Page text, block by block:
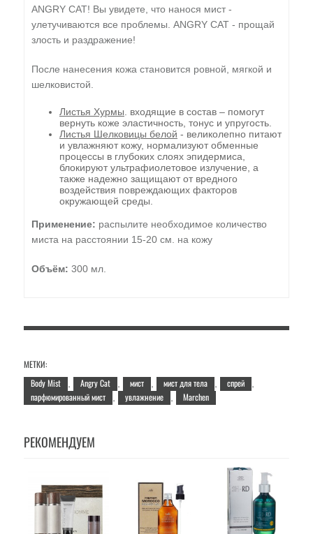
ANGRY CAT! Вы увидете, что нанося мист -
улетучиваются все проблемы. ANGRY CAT - прощай
злость и раздражение!
После нанесения кожа становится ровной, мягкой и
шелковистой.
Листья Хурмы . входящие в состав – помогут
вернуть коже эластичность, тонус и упругость.
Листья Шелковицы белой - великолепно питают
и увлажняют кожу, нормализуют обменные
процессы в глубоких слоях эпидермиса,
блокируют ультрафиолетовое излучение, а
также надежно защищают от вредного
воздействия повреждающих факторов
окружающей среды.
Применение: распылите необходимое количество
миста на расстоянии 15-20 см. на кожу
Объём: 300 мл.
МЕТКИ:
Body Mist
Angry Cat мист мист для тела спрей
парфюмированный мист увлажнение Marchen
РЕКОМЕНДУЕМ